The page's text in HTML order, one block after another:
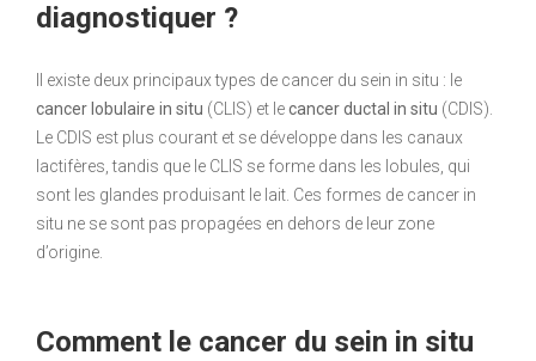
diagnostiquer ?
Il existe deux principaux types de cancer du sein in situ : le
cancer lobulaire in situ (CLIS) et lecancer ductal in situ (CDIS).
Le CDIS est plus courant et se développe dans les canaux
lactifères, tandis que le CLIS se forme dans les lobules, qui
sont les glandes produisant le lait. Ces formes de cancer in
situ ne se sont pas propagées en dehors de leur zone
d’origine.
Comment le cancer du sein in situ